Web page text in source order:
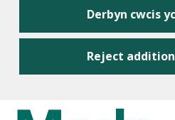
Derbyn cwcis
Reject